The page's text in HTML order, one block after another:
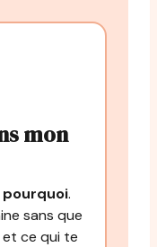
mon
.
sans que
ce qui te